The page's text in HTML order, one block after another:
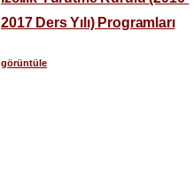
2017 Ders Yılı) Programları
görüntüle